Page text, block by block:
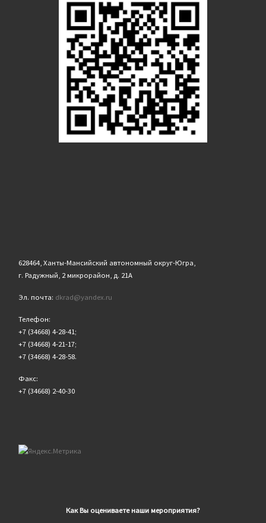
628464, Ханты-Мансийский автономный округ-Югра,
г. Радужный, 2 микрорайон, д. 21А
Эл. почта: dkrad@yandex.ru
Телефон:
+7 (34668) 4-28-41;
+7 (34668) 4-21-17;
+7 (34668) 4-28-58.
Факс:
+7 (34668) 2-40-30
Как Вы оцениваете наши мероприятия?